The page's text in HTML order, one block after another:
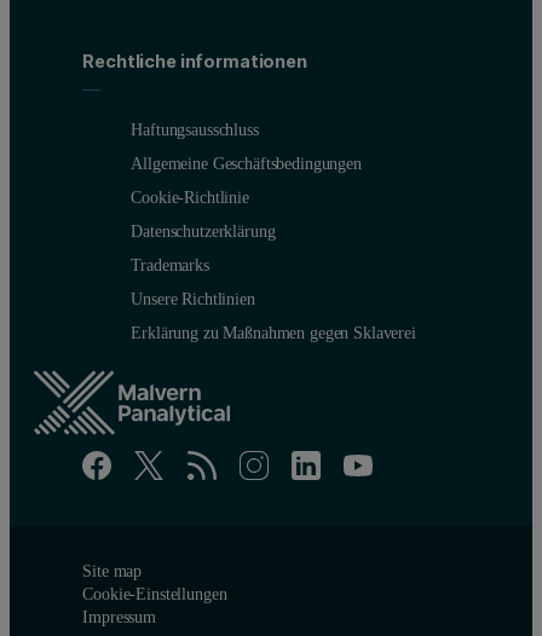
Rechtliche informationen
Haftungsausschluss
Allgemeine Geschäftsbedingungen
Cookie-Richtlinie
Datenschutzerklärung
Trademarks
Unsere Richtlinien
Erklärung zu Maßnahmen gegen Sklaverei
Site map
Cookie-Einstellungen
Impressum